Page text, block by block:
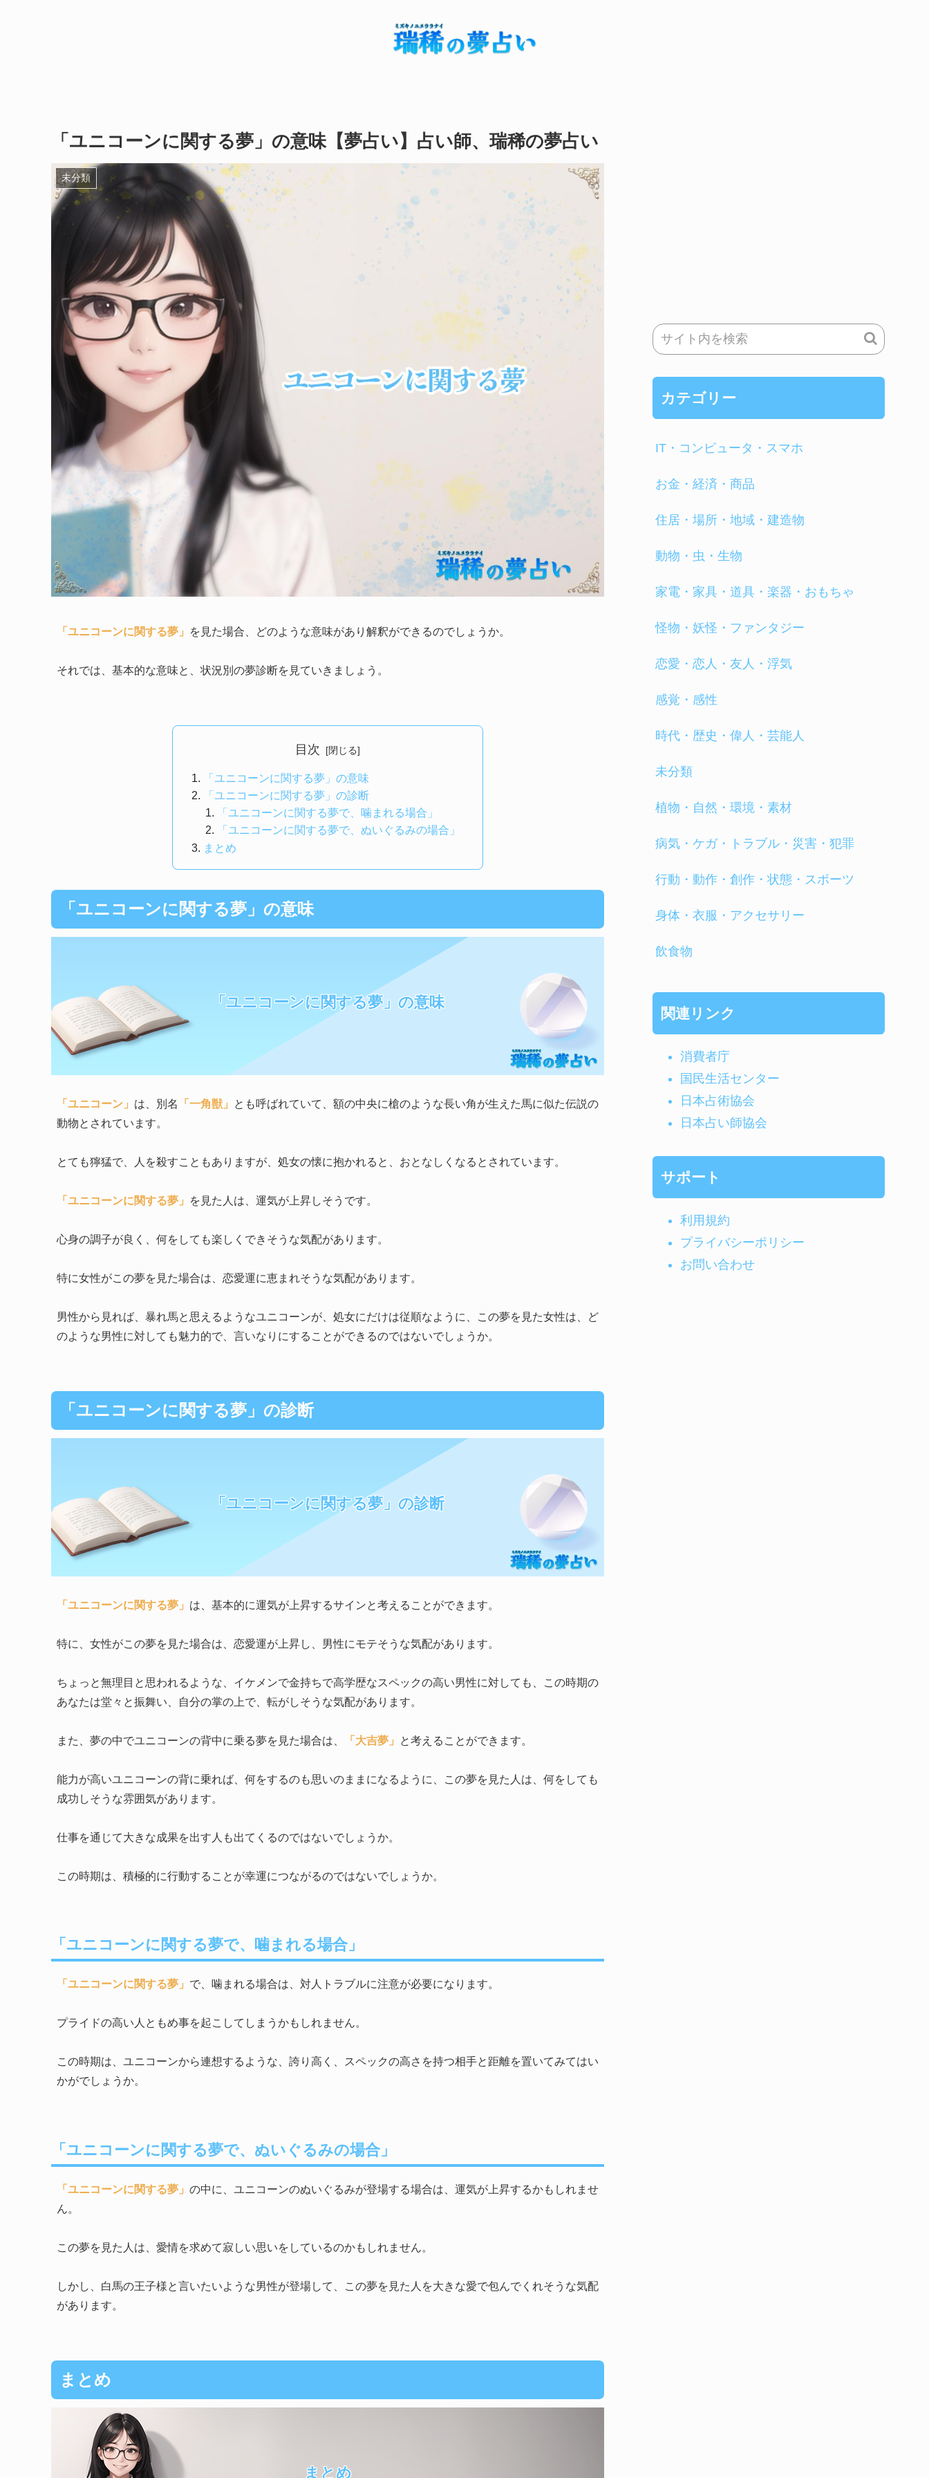
「ユニコーンに関する夢」の意味【夢占い】占い師、瑞稀の夢占い
未分類
「ユニコーンに関する夢」 を見た場合、どのような意味があり解釈ができるのでしょうか。
それでは、基本的な意味と、状況別の夢診断を見ていきましょう。
目次
「ユニコーンに関する夢」の意味
「ユニコーンに関する夢」の診断
「ユニコーンに関する夢で、噛まれる場合」
「ユニコーンに関する夢で、ぬいぐるみの場合」
まとめ
「ユニコーンに関する夢」の意味
「ユニコーンに関する夢」の意味
「ユニコーン」 は、別名 「一角獣」
とも呼ばれていて、額の中央に槍のような長い角が生えた馬に似た伝説の
動物とされています。
とても獰猛で、人を殺すこともありますが、処女の懐に抱かれると、おとなしくなるとされています。
「ユニコーンに関する夢」 を見た人は、運気が上昇しそうです。
心身の調子が良く、何をしても楽しくできそうな気配があります。
特に女性がこの夢を見た場合は、恋愛運に恵まれそうな気配があります。
男性から見れば、暴れ馬と思えるようなユニコーンが、処女にだけは従順なように、この夢を見た女性は、ど
のような男性に対しても魅力的で、言いなりにすることができるのではないでしょうか。
「ユニコーンに関する夢」の診断
「ユニコーンに関する夢」の診断
「ユニコーンに関する夢」 は、基本的に運気が上昇するサインと考えることができます。
特に、女性がこの夢を見た場合は、恋愛運が上昇し、男性にモテそうな気配があります。
ちょっと無理目と思われるような、イケメンで金持ちで高学歴なスペックの高い男性に対しても、この時期の
あなたは堂々と振舞い、自分の掌の上で、転がしそうな気配があります。
また、夢の中でユニコーンの背中に乗る夢を見た場合は、 「大吉夢」 と考えることができます。
能力が高いユニコーンの背に乗れば、何をするのも思いのままになるように、この夢を見た人は、何をしても
成功しそうな雰囲気があります。
仕事を通じて大きな成果を出す人も出てくるのではないでしょうか。
この時期は、積極的に行動することが幸運につながるのではないでしょうか。
「ユニコーンに関する夢で、噛まれる場合」
「ユニコーンに関する夢」 で、噛まれる場合は、対人トラブルに注意が必要になります。
プライドの高い人ともめ事を起こしてしまうかもしれません。
この時期は、ユニコーンから連想するような、誇り高く、スペックの高さを持つ相手と距離を置いてみてはい
かがでしょうか。
「ユニコーンに関する夢で、ぬいぐるみの場合」
「ユニコーンに関する夢」 の中に、ユニコーンのぬいぐるみが登場する場合は、運気が上昇するかもしれませ
ん。
この夢を見た人は、愛情を求めて寂しい思いをしているのかもしれません。
しかし、白馬の王子様と言いたいような男性が登場して、この夢を見た人を大きな愛で包んでくれそうな気配
があります。
まとめ
まとめ
カテゴリー
IT・コンピュータ・スマホ
お金・経済・商品
住居・場所・地域・建造物
動物・虫・生物
家電・家具・道具・楽器・おもちゃ
怪物・妖怪・ファンタジー
恋愛・恋人・友人・浮気
感覚・感性
時代・歴史・偉人・芸能人
未分類
植物・自然・環境・素材
病気・ケガ・トラブル・災害・犯罪
行動・動作・創作・状態・スポーツ
身体・衣服・アクセサリー
飲食物
関連リンク
消費者庁
国民生活センター
日本占術協会
日本占い師協会
サポート
利用規約
プライバシーポリシー
お問い合わせ